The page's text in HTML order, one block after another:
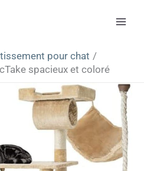
pour chat
spacieux et coloré